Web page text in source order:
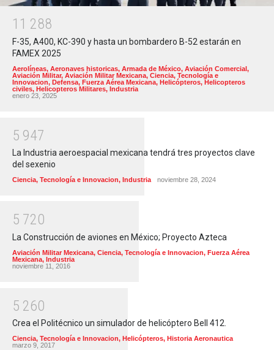
1 1 288
F-35, A400, KC-390 y hasta un bombardero B-52 estarán en
FAMEX 2025
Aerolíneas, Aeronaves historicas, Armada de México, Aviación Comercial,
Aviación Militar, Aviación Militar Mexicana, Ciencia, Tecnología e
Innovacion, Defensa, Fuerza Aérea Mexicana, Helicópteros, Helicopteros
civiles, Helicopteros Militares, Industria
enero 23, 2025
5 947
La Industria aeroespacial mexicana tendrá tres proyectos clave
del sexenio
Ciencia, Tecnología e Innovacion, Industria noviembre 28, 2024
5 720
La Construcción de aviones en México; Proyecto Azteca
Aviación Militar Mexicana, Ciencia, Tecnología e Innovacion, Fuerza Aérea
Mexicana, Industria
noviembre 11, 2016
5 260
Crea el Politécnico un simulador de helicóptero Bell 412.
Ciencia, Tecnología e Innovacion, Helicópteros, Historia Aeronautica
marzo 9, 2017